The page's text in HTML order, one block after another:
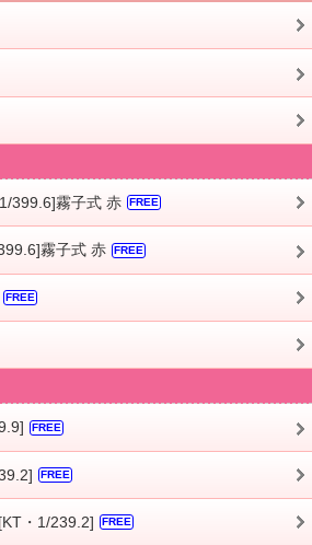
399.6]霧子式 赤 FREE
霧子式 赤 FREE
FREE
FREE
FREE
・1/239.2] FREE